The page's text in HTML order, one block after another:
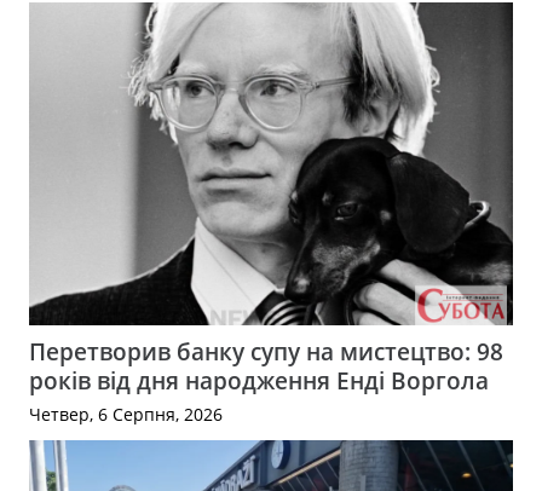
Перетворив банку супу на мистецтво: 98
років від дня народження Енді Воргола
Четвер, 6 Серпня, 2026